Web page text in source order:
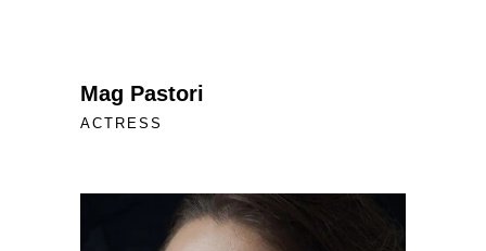
Mag Pastori
ACTRESS